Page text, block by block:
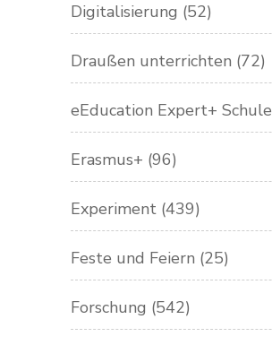
Digitalisierung (52)
Draußen unterrichten (72)
eEducation Expert+ Schule
Erasmus+ (96)
Experiment (439)
Feste und Feiern (25)
Forschung (542)